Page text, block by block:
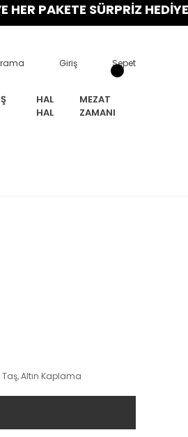
SÜRPRİZ HEDİYE!
Giriş Sepet
HAL
HAL
MEZAT
ZAMANI
Altın Kaplama